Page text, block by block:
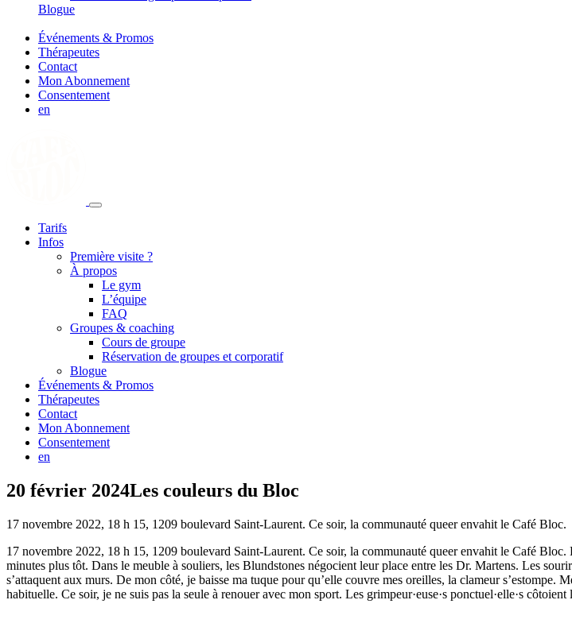
Blogue
Événements & Promos
Thérapeutes
Contact
Mon Abonnement
Consentement
en
Tarifs
Infos
Première visite ?
À propos
Le gym
L’équipe
FAQ
Groupes & coaching
Cours de groupe
Réservation de groupes et corporatif
Blogue
Événements & Promos
Thérapeutes
Contact
Mon Abonnement
Consentement
en
20 février 2024Les couleurs du Bloc
17 novembre 2022, 18 h 15, 1209 boulevard Saint-Laurent. Ce soir, la communauté queer envahit le Café Bloc.
17 novembre 2022, 18 h 15, 1209 boulevard Saint-Laurent. Ce soir, la communauté queer envahit le Café
minutes plus tôt. Dans le meuble à souliers, les Blundstones négocient leur place entre les Dr. Martens. Les
s’attaquent aux murs. De mon côté, je baisse ma tuque pour qu’elle couvre mes oreilles, la clameur
habituelle. Ce soir, je ne suis pas la seule à renouer avec mon sport. Les grimpeur·euse·s ponctuel·elle·s côtoient